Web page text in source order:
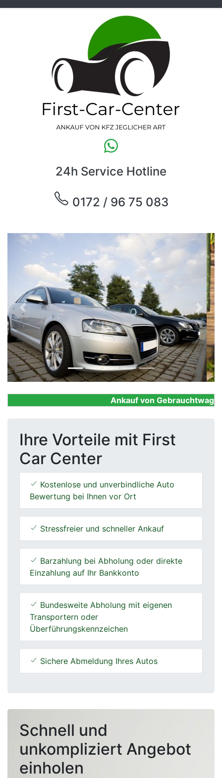
24h Service Hotline
0172 / 96 75 083
Previous Next
Ankauf von
Ihre Vorteile mit First
Car Center
Kostenlose und unverbindliche Auto
Bewertung bei Ihnen vor Ort
Stressfreier und schneller Ankauf
Barzahlung bei Abholung oder direkte
Einzahlung auf Ihr Bankkonto
Bundesweite Abholung mit eigenen
Transportern oder
Überführungskennzeichen
Sichere Abmeldung Ihres Autos
Schnell und
unkompliziert Angebot
einholen